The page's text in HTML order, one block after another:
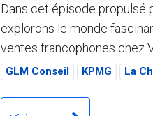
Dans cet épisode propulsé
explorons le monde
ventes francophones chez
GLM Conseil KPMG La